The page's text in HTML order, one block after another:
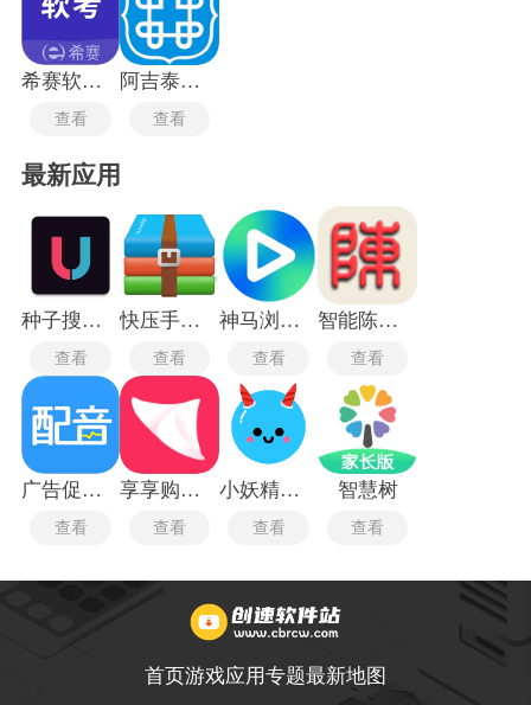
希赛软考助手
查看
阿吉泰健康课堂手机版
查看
最新应用
种子搜索神器5.0
查看
快压手机版
查看
神马浏览器电视版
查看
智能陈桥五笔最新版
查看
广告促销配音
查看
享享购商城
查看
小妖精美化旧版本
查看
智慧树
查看
首页游戏应用专题最新地图